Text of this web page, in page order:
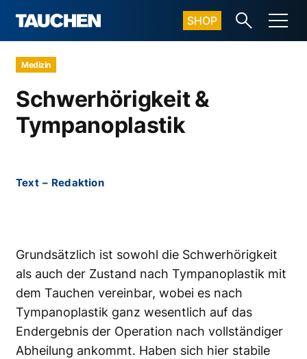
SHOP
Medizin
Schwerhörigkeit &
Tympanoplastik
Text – Redaktion
Grundsätzlich ist sowohl die Schwerhörigkeit
als auch der Zustand nach Tympanoplastik mit
dem Tauchen vereinbar, wobei es nach
Tympanoplastik ganz wesentlich auf das
Endergebnis der Operation nach vollständiger
Abheilung ankommt. Haben sich hier stabile